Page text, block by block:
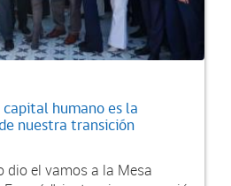
humano es la
nuestra transición
dio el vamos a la Mesa